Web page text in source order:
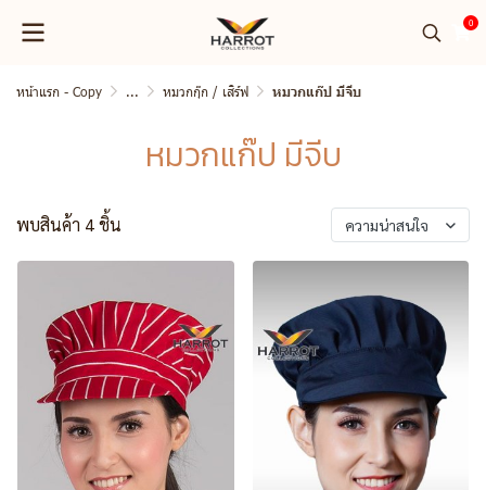
0
หน้าแรก - Copy ... หมวกกุ๊ก / เสิร์ฟ หมวกแก๊ป มีจีบ
หมวกแก๊ป มีจีบ
พบสินค้า 4 ชิ้น ความน่าสนใจ